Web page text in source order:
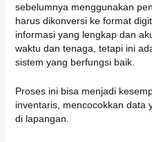
sebelumnya menggunakan
harus dikonversi ke format
informasi yang lengkap dan
waktu dan tenaga, tetapi ini
sistem yang berfungsi baik.
Proses ini bisa menjadi
inventaris, mencocokkan data
di lapangan.